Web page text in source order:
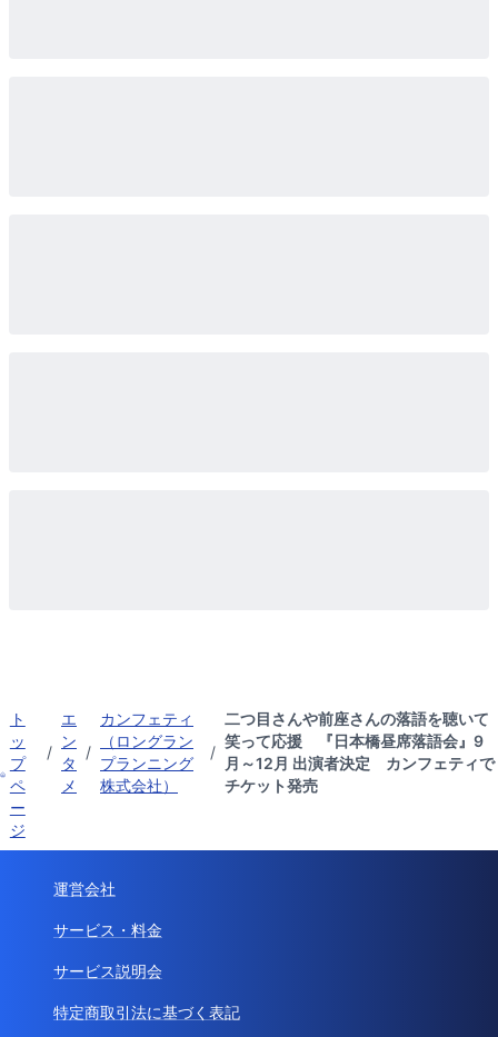
ト
ッ
プ
ペ
ー
ジ
/
エ
ン
タ
メ
/
カンフェティ
（ロングラン
プランニング
株式会社）
/
二つ目さんや前座さんの落語を聴いて
笑って応援 『日本橋昼席落語会』9
月～12月 出演者決定 カンフェティで
チケット発売
運営会社
サービス・料金
サービス説明会
特定商取引法に基づく表記